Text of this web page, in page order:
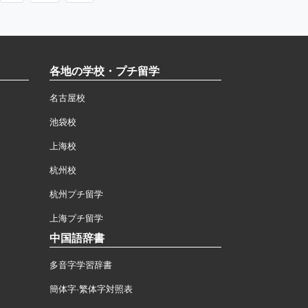
各地の学校・プチ留学
名古屋校
池袋校
上海校
杭州校
杭州プチ留学
上海プチ留学
中国語辞書
多音字学習辞書
簡体字·繁体字対照表